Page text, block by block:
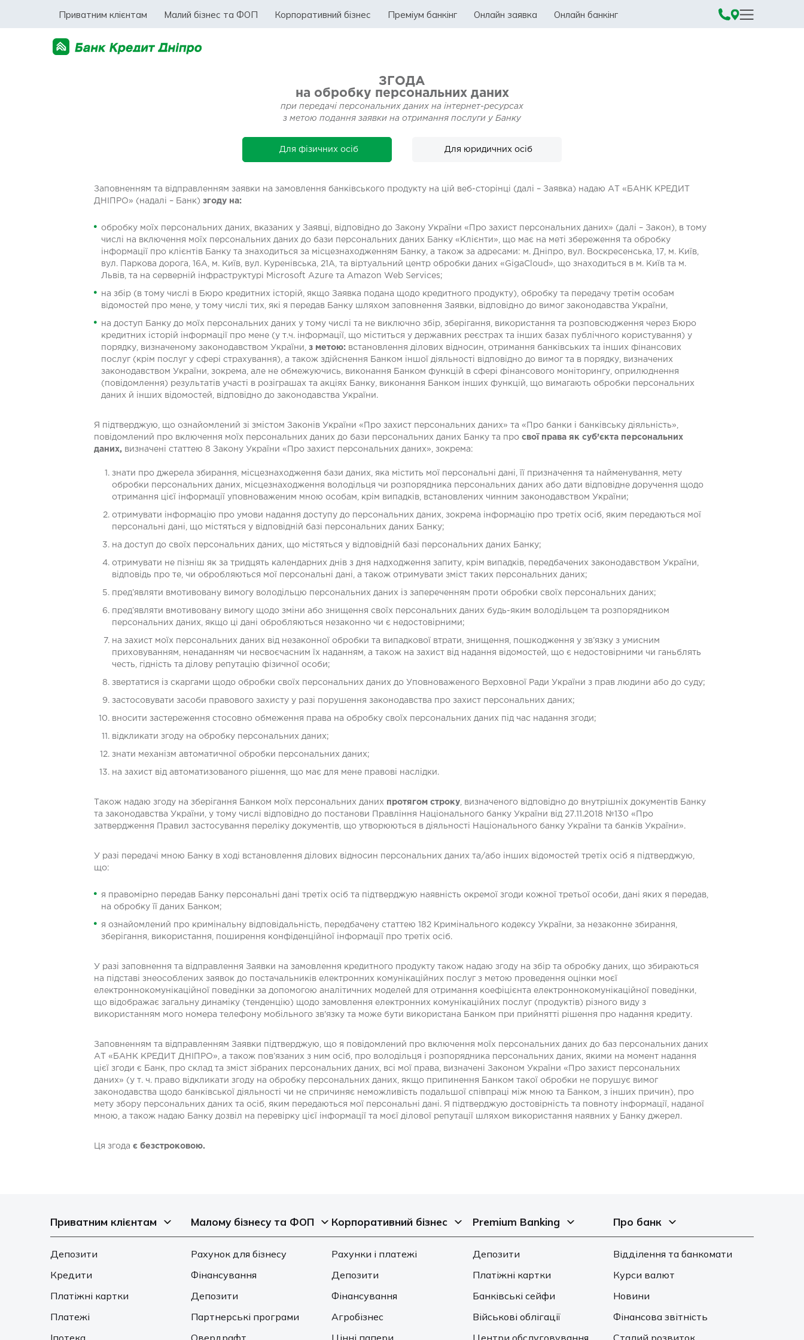
Приватним клієнтам Малий бізнес та ФОП Корпоративний бізнес Преміум банкінг Онлайн заявка Онлайн банкінг
ЗГОДА
на обробку персональних даних
при передачі персональних даних на інтернет-ресурсах
з метою подання заявки на отримання послуги у Банку
Для фізичних осіб Для юридичних осіб
Заповненням та відправленням заявки на замовлення банківського продукту на цій веб-сторінці (далі – Заявка) надаю АТ «БАНК КРЕДИТ
ДНІПРО» (надалі – Банк) згоду на:
обробку моїх персональних даних, вказаних у Заявці, відповідно до Закону України «Про захист персональних даних» (далі – Закон), в тому
числі на включення моїх персональних даних до бази персональних даних Банку «Клієнти», що має на меті збереження та обробку
інформації про клієнтів Банку та знаходиться за місцезнаходженням Банку, а також за адресами: м. Дніпро, вул. Воскресенська, 17, м. Київ,
вул. Паркова дорога, 16А, м. Київ, вул. Куренівська, 21А, та віртуальний центр обробки даних «GigaCloud», що знаходиться в м. Київ та м.
Львів, та на серверній інфраструктурі Microsoft Azure та Amazon Web Services;
на збір (в тому числі в Бюро кредитних історій, якщо Заявка подана щодо кредитного продукту), обробку та передачу третім особам
відомостей про мене, у тому числі тих, які я передав Банку шляхом заповнення Заявки, відповідно до вимог законодавства України,
на доступ Банку до моїх персональних даних у тому числі та не виключно збір, зберігання, використання та розповсюдження через Бюро
кредитних історій інформації про мене (у т.ч. інформації, що міститься у державних реєстрах та інших базах публічного користування) у
порядку, визначеному законодавством України, з метою: встановлення ділових відносин, отримання банківських та інших фінансових
послуг (крім послуг у сфері страхування), а також здійснення Банком іншої діяльності відповідно до вимог та в порядку, визначених
законодавством України, зокрема, але не обмежуючись, виконання Банком функцій в сфері фінансового моніторингу, оприлюднення
(повідомлення) результатів участі в розіграшах та акціях Банку, виконання Банком інших функцій, що вимагають обробки персональних
даних й інших відомостей, відповідно до законодавства України.
Я підтверджую, що ознайомлений зі змістом Законів України «Про захист персональних даних» та «Про банки і банківську діяльність»,
повідомлений про включення моїх персональних даних до бази персональних даних Банку та про свої права як суб’єкта персональних
даних, визначені статтею 8 Закону України «Про захист персональних даних», зокрема:
знати про джерела збирання, місцезнаходження бази даних, яка містить мої персональні дані, її призначення та найменування, мету
обробки персональних даних, місцезнаходження володільця чи розпорядника персональних даних або дати відповідне доручення щодо
отримання цієї інформації уповноваженим мною особам, крім випадків, встановлених чинним законодавством України;
отримувати інформацію про умови надання доступу до персональних даних, зокрема інформацію про третіх осіб, яким передаються мої
персональні дані, що містяться у відповідній базі персональних даних Банку;
на доступ до своїх персональних даних, що містяться у відповідній базі персональних даних Банку;
отримувати не пізніш як за тридцять календарних днів з дня надходження запиту, крім випадків, передбачених законодавством України,
відповідь про те, чи обробляються мої персональні дані, а також отримувати зміст таких персональних даних;
пред’являти вмотивовану вимогу володільцю персональних даних із запереченням проти обробки своїх персональних даних;
пред’являти вмотивовану вимогу щодо зміни або знищення своїх персональних даних будь-яким володільцем та розпорядником
персональних даних, якщо ці дані обробляються незаконно чи є недостовірними;
на захист моїх персональних даних від незаконної обробки та випадкової втрати, знищення, пошкодження у зв’язку з умисним
приховуванням, ненаданням чи несвоєчасним їх наданням, а також на захист від надання відомостей, що є недостовірними чи ганьблять
честь, гідність та ділову репутацію фізичної особи;
звертатися із скаргами щодо обробки своїх персональних даних до Уповноваженого Верховної Ради України з прав людини або до суду;
застосовувати засоби правового захисту у разі порушення законодавства про захист персональних даних;
вносити застереження стосовно обмеження права на обробку своїх персональних даних під час надання згоди;
відкликати згоду на обробку персональних даних;
знати механізм автоматичної обробки персональних даних;
на захист від автоматизованого рішення, що має для мене правові наслідки.
Також надаю згоду на зберігання Банком моїх персональних даних протягом строку , визначеного відповідно до внутрішніх документів Банку
та законодавства України, у тому числі відповідно до постанови Правління Національного банку України від 27.11.2018 №130 «Про
затвердження Правил застосування переліку документів, що утворюються в діяльності Національного банку України та банків України».
У разі передачі мною Банку в ході встановлення ділових відносин персональних даних та/або інших відомостей третіх осіб я підтверджую,
що:
я правомірно передав Банку персональні дані третіх осіб та підтверджую наявність окремої згоди кожної третьої особи, дані яких я передав,
на обробку її даних Банком;
я ознайомлений про кримінальну відповідальність, передбачену статтею 182 Кримінального кодексу України, за незаконне збирання,
зберігання, використання, поширення конфіденційної інформації про третіх осіб.
У разі заповнення та відправлення Заявки на замовлення кредитного продукту також надаю згоду на збір та обробку даних, що збираються
на підставі знеособлених заявок до постачальників електронних комунікаційних послуг з метою проведення оцінки моєї
електроннокомунікаційної поведінки за допомогою аналітичних моделей для отримання коефіцієнта електроннокомунікаційної поведінки,
що відображає загальну динаміку (тенденцію) щодо замовлення електронних комунікаційних послуг (продуктів) різного виду з
використанням мого номера телефону мобільного зв'язку та може бути використана Банком при прийнятті рішення про надання кредиту.
Заповненням та відправленням Заявки підтверджую, що я повідомлений про включення моїх персональних даних до баз персональних даних
АТ «БАНК КРЕДИТ ДНІПРО», а також пов’язаних з ним осіб, про володільця і розпорядника персональних даних, якими на момент надання
цієї згоди є Банк, про склад та зміст зібраних персональних даних, всі мої права, визначені Законом України «Про захист персональних
даних» (у т. ч. право відкликати згоду на обробку персональних даних, якщо припинення Банком такої обробки не порушує вимог
законодавства щодо банківської діяльності чи не спричиняє неможливість подальшої співпраці між мною та Банком, з інших причин), про
мету збору персональних даних та осіб, яким передаються мої персональні дані. Я підтверджую достовірність та повноту інформації, наданої
мною, а також надаю Банку дозвіл на перевірку цієї інформації та моєї ділової репутації шляхом використання наявних у Банку джерел.
Ця згода є безстроковою.
Приватним клієнтам
Депозити
Кредити
Платіжні картки
Платежі
Іпотека
Малому бізнесу та ФОП
Рахунок для бізнесу
Фінансування
Депозити
Партнерські програми
Овердрафт
Корпоративний бізнес
Рахунки і платежі
Депозити
Фінансування
Агробізнес
Цінні папери
Premium Banking
Депозити
Платіжні картки
Банківські сейфи
Військові облігації
Центри обслуговування
Про банк
Відділення та банкомати
Курси валют
Новини
Фінансова звітність
Сталий розвиток